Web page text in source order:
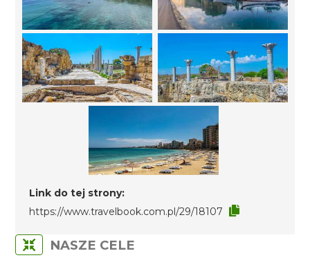
Link do tej strony:
https://www.travelbook.com.pl/29/18107
NASZE CELE